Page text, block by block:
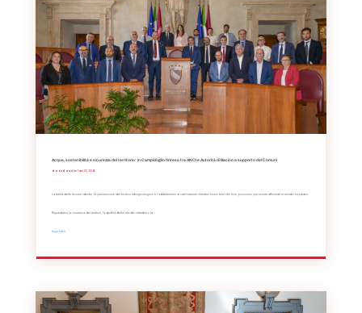
Acqua, sostenibilità e sicurezza del territorio: in Campidoglio l’intesa tra ANCI e Autorità di Bacino a supporto dei Comuni
da Redazione| Giu 12, 2026
La tutela delle risorse idriche, la prevenzione del rischio idrogeologico e l'adattamento ai cambiamenti climatici sono temi che non possono più essere affrontati in modo separato.
Riguardano la sicurezza dei territori, la qualità della vita dei cittadini e la...
leggi tutto